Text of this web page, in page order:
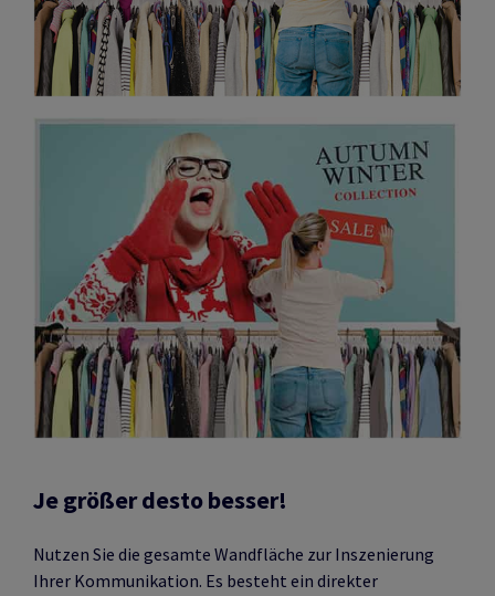
Je größer desto besser!
Nutzen Sie die gesamte Wandfläche zur Inszenierung
Ihrer Kommunikation. Es besteht ein direkter